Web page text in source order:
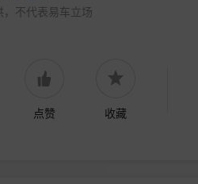
，不代表易车立场
点赞 收藏